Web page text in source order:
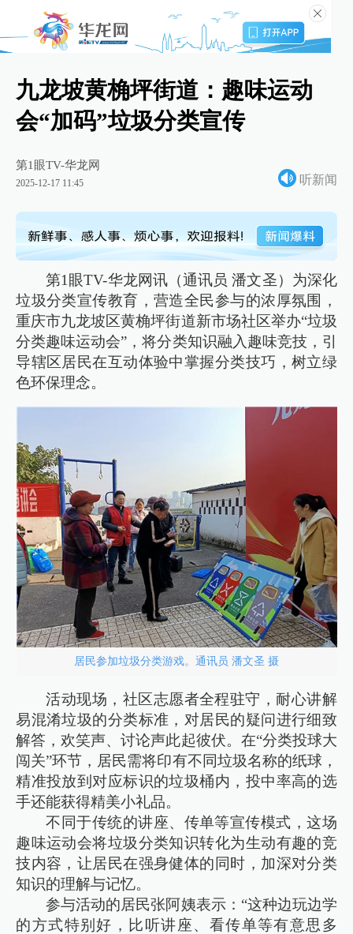
九龙坡黄桷坪街道：趣味运动
会“加码”垃圾分类宣传
第1眼TV-华龙网
2025-12-17 11:45 听新闻
第1眼TV-华龙网讯（通讯员 潘文圣）为深化
垃圾分类宣传教育，营造全民参与的浓厚氛围，
重庆市九龙坡区黄桷坪街道新市场社区举办“垃圾
分类趣味运动会”，将分类知识融入趣味竞技，引
导辖区居民在互动体验中掌握分类技巧，树立绿
色环保理念。
居民参加垃圾分类游戏。通讯员 潘文圣 摄
活动现场，社区志愿者全程驻守，耐心讲解
易混淆垃圾的分类标准，对居民的疑问进行细致
解答，欢笑声、讨论声此起彼伏。在“分类投球大
闯关”环节，居民需将印有不同垃圾名称的纸球，
精准投放到对应标识的垃圾桶内，投中率高的选
手还能获得精美小礼品。
不同于传统的讲座、传单等宣传模式，这场
趣味运动会将垃圾分类知识转化为生动有趣的竞
技内容，让居民在强身健体的同时，加深对分类
知识的理解与记忆。
参与活动的居民张阿姨表示：“这种边玩边学
的方式特别好，比听讲座、看传单等有意思多